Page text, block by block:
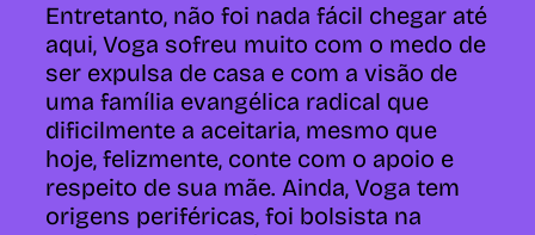
Entretanto, não foi nada fácil chegar até
aqui, Voga sofreu muito com o medo de
ser expulsa de casa e com a visão de
uma família evangélica radical que
dificilmente a aceitaria, mesmo que
hoje, felizmente, conte com o apoio e
respeito de sua mãe. Ainda, Voga tem
origens periféricas, foi bolsista na